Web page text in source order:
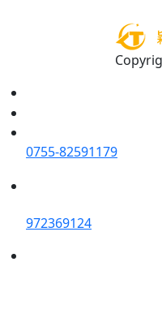
0755-82591179
972369124